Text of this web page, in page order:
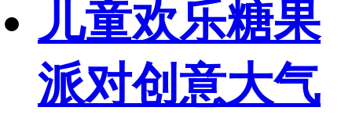
儿童欢乐糖果
派对创意大气